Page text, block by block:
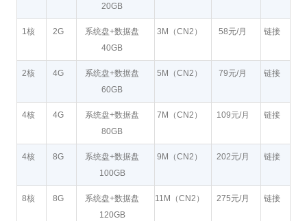
20GB
1核 2G
系统盘+数据盘
40GB
3M（CN2） 58元/月 链接
2核 4G
系统盘+数据盘
60GB
5M（CN2） 79元/月 链接
4核 4G
系统盘+数据盘
80GB
7M（CN2） 109元/月 链接
4核 8G
系统盘+数据盘
100GB
9M（CN2） 202元/月 链接
8核 8G
系统盘+数据盘
120GB
11M（CN2） 275元/月 链接